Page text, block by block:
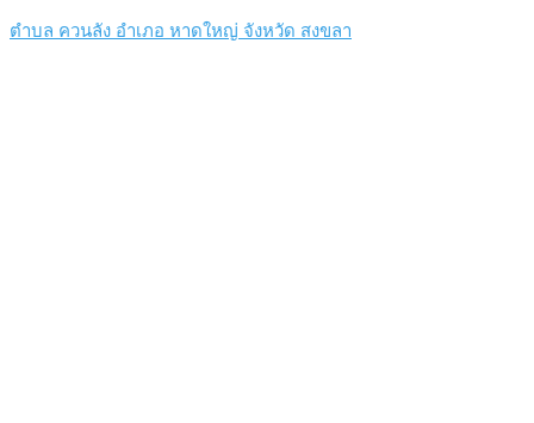
ตำบล ควนลัง อำเภอ หาดใหญ่ จังหวัด สงขลา